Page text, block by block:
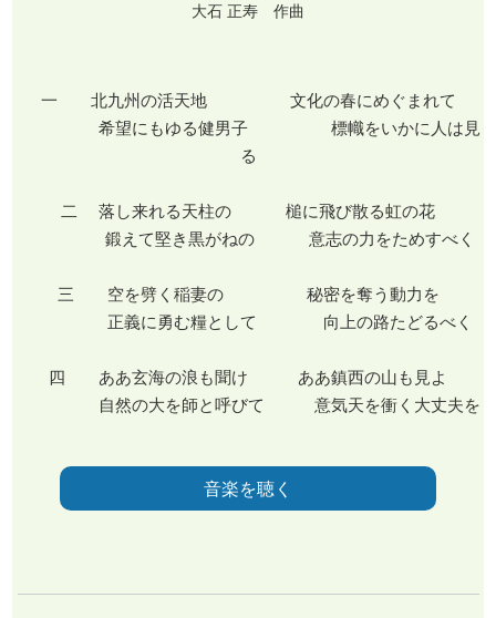
大石 正寿 作曲
一 北九州の活天地 文化の春にめぐまれて
希望にもゆる健男子 標幟をいかに人は見
る
二 落し来れる天柱の 槌に飛び散る虹の花
鍛えて堅き黒がねの 意志の力をためすべく
三 空を劈く稲妻の 秘密を奪う動力を
正義に勇む糧として 向上の路たどるべく
四 ああ玄海の浪も聞け ああ鎮西の山も見よ
自然の大を師と呼びて 意気天を衝く大丈夫を
音楽を聴く